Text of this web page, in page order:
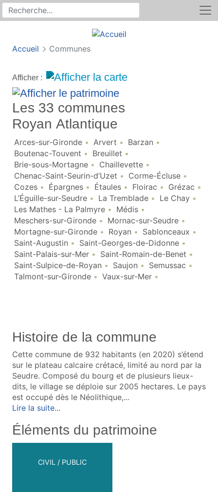
Recherche sur le site
Rechercher
Accueil Communes
Afficher :
Les 33 communes
Royan Atlantique
Arces-sur-Gironde Arvert
Barzan
Boutenac-Touvent
Breuillet
Brie-sous-Mortagne
Chaillevette
Chenac-Saint-Seurin-d’Uzet
Corme-Écluse
Cozes
Épargnes Étaules Floirac
Grézac
L’Éguille-sur-Seudre
La Tremblade
Le Chay
Les Mathes - La Palmyre
Médis
Meschers-sur-Gironde
Mornac-sur-Seudre
Mortagne-sur-Gironde
Royan
Sablonceaux
Saint-Augustin
Saint-Georges-de-Didonne
Saint-Palais-sur-Mer
Saint-Romain-de-Benet
Saint-Sulpice-de-Royan
Saujon
Semussac
Talmont-sur-Gironde
Vaux-sur-Mer
Histoire de la commune
Cette commune de 932 habitants (en 2020) s’étend
sur le plateau calcaire crétacé, limité au nord par la
Seudre. Composé du bourg et de plusieurs lieux-
dits, le village se déploie sur 2005 hectares. Le pays
est occupé dès le Néolithique,...
Lire la suite...
Éléments du patrimoine
CIVIL / PUBLIC